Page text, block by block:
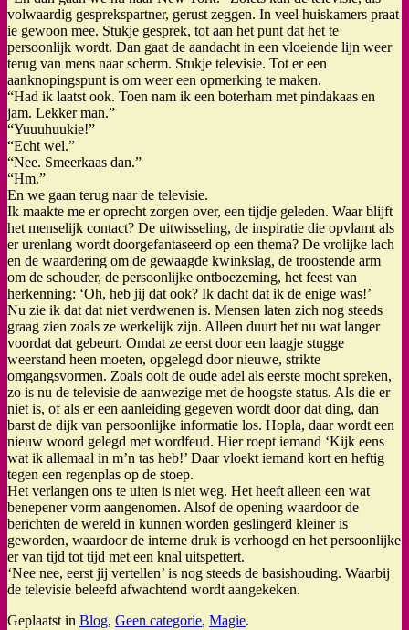
volwaardig gesprekspartner, gerust zeggen. In veel huiskamers praat
ie gewoon mee. Stukje gesprek, tot aan het punt dat het te
persoonlijk wordt. Dan gaat de aandacht in een vloeiende lijn weer
terug van mens naar scherm. Stukje televisie. Tot er een
aanknopingspunt is om weer een opmerking te maken.
“Had ik laatst ook. Toen nam ik een boterham met pindakaas en
jam. Lekker man.”
“Yuuuhuukie!”
“Echt wel.”
“Nee. Smeerkaas dan.”
“Hm.”
En we gaan terug naar de televisie.
Ik maakte me er oprecht zorgen over, een tijdje geleden. Waar blijft
het menselijk contact? De uitwisseling, de inspiratie die opvlamt als
er urenlang wordt doorgefantaseerd op een thema? De vrolijke lach
en de waardering om de gewaagde kwinkslag, de troostende arm
om de schouder, de persoonlijke ontboezeming, het feest van
herkenning: ‘Oh, heb jij dat ook? Ik dacht dat ik de enige was!’
Nu zie ik dat dat niet verdwenen is. Mensen laten zich nog steeds
graag zien zoals ze werkelijk zijn. Alleen duurt het nu wat langer
voordat dat gebeurt. Omdat ze eerst door een laagje stugge
weerstand heen moeten, opgelegd door nieuwe, strikte
omgangsvormen. Zoals ooit de oude adel als eerste mocht spreken,
zo is nu de televisie de aanwezige met de hoogste status. Als die er
niet is, of als er een aanleiding gegeven wordt door dat ding, dan
barst de dijk van persoonlijke informatie los. Hopla, daar wordt een
nieuw woord gelegd met wordfeud. Hier roept iemand ‘Kijk eens
wat ik allemaal in m’n tas heb!’ Daar vloekt iemand kort en heftig
tegen een regenplas op de stoep.
Het verlangen ons te uiten is niet weg. Het heeft alleen een wat
benepener vorm aangenomen. Alsof de opening waardoor de
berichten de wereld in kunnen worden geslingerd kleiner is
geworden, waardoor de interne druk is verhoogd en het persoonlijke
er van tijd tot tijd met een knal uitspettert.
‘Nee nee, eerst jij vertellen’ is nog steeds de basishouding. Waarbij
de televisie beleefd afwachtend wordt aangekeken.
Geplaatst in Blog, Geen categorie, Magie.